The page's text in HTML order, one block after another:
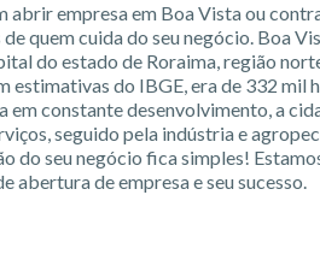
abrir empresa em Boa Vista ou
quem cuida do seu negócio. Boa
do estado de Roraima, região
estimativas do IBGE, era de 332 mil
em constante desenvolvimento, a
seguido pela indústria e
do seu negócio fica simples!
abertura de empresa e seu sucesso.